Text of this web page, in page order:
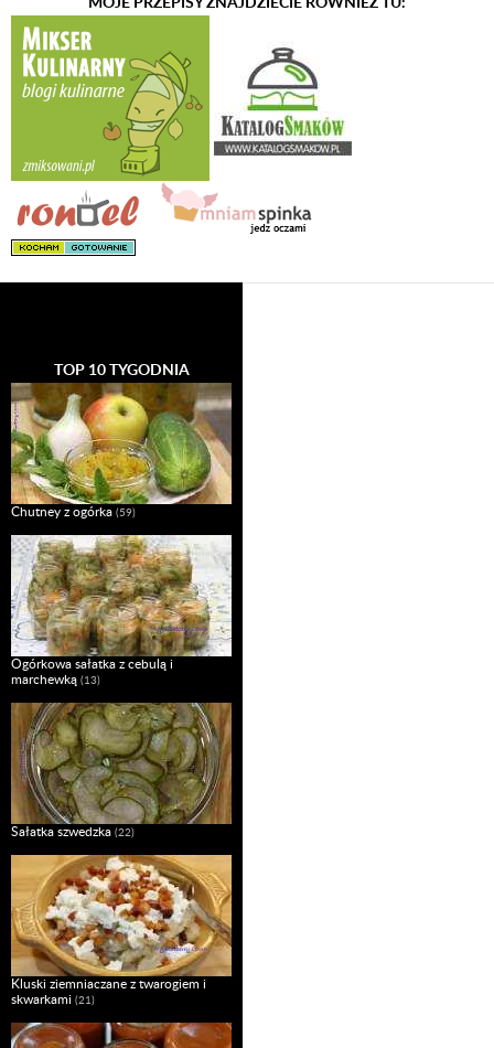
TOP 10 TYGODNIA
Chutney z ogórka (59)
Ogórkowa sałatka z cebulą i
marchewką (13)
Sałatka szwedzka (22)
Kluski ziemniaczane z twarogiem i
skwarkami (21)